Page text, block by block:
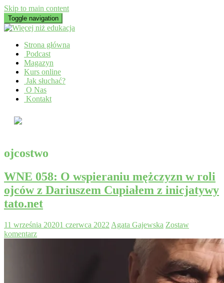
Skip to main content
Toggle navigation
Strona główna
Podcast
Magazyn
Kurs online
Jak słuchać?
O Nas
Kontakt
ojcostwo
WNE 058: O wspieraniu mężczyzn w roli
ojców z Dariuszem Cupiałem z inicjatywy
tato.net
11 września 20201 czerwca 2022 Agata Gajewska Zostaw
komentarz